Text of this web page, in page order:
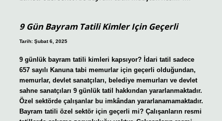
9 Gün Bayram Tatili Kimler Için Geçerli
Tarih: Şubat 6, 2025
9 günlük bayram tatili kimleri kapsıyor? İdari tatil sadece
657 sayılı Kanuna tabi memurlar için geçerli olduğundan,
memurlar, devlet sanatçıları, belediye memurları ve devlet
sahne sanatçıları 9 günlük tatil hakkından yararlanmaktadır.
Özel sektörde çalışanlar bu imkândan yararlanamamaktadır.
Bayram tatili özel sektör için geçerli mi? Çalışanların resmi